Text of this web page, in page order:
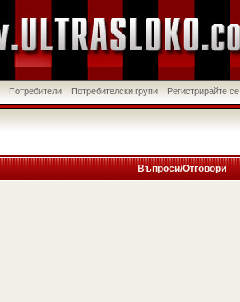
Потребители Потребителски групи Регистрирайте се
Въпроси/Отговори